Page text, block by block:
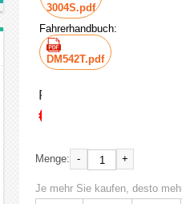
3004S.pdf
Fahrerhandbuch:
DM542T.pdf
Preis:
€50.90
Menge: - +
Je mehr Sie kaufen, desto